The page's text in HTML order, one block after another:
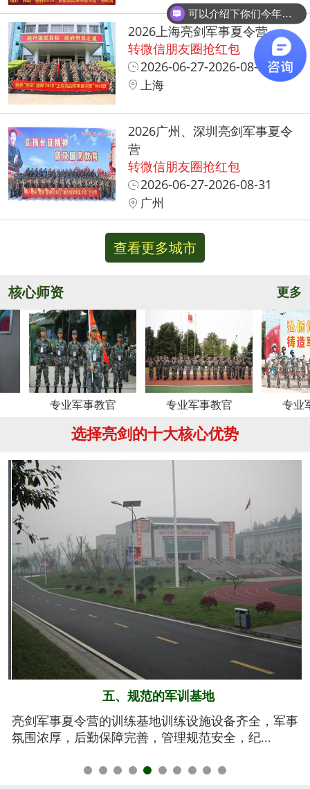
2026上海亮剑军事夏令营
转微信朋友圈抢红包
2026-06-27-2026-08-31
上海
2026广州、深圳亮剑军事夏令
营
转微信朋友圈抢红包
2026-06-27-2026-08-31
广州
查看更多城市
核心师资 更多
业军事教官 专业军事教官 专业军事教官
选择亮剑的十大核心优势
六、系统的安全保障
我们将安全视为生命，安全高于一切！从孩子训练期
间的衣、食、住、行全方位有效管控，由生活...
可以介绍下你们今年的营期么？